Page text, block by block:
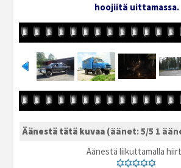
hoojiitä uittamassa.
Äänestä tätä kuvaa (äänet: 5/5 1
Äänestä liikuttamalla